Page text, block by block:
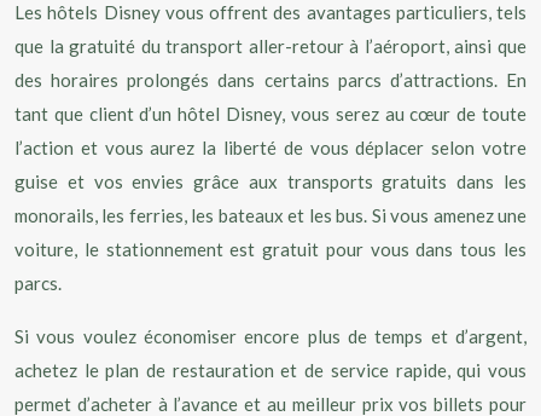
Les hôtels Disney vous offrent des avantages particuliers, tels
que la gratuité du transport aller-retour à l’aéroport, ainsi que
des horaires prolongés dans certains parcs d’attractions. En
tant que client d’un hôtel Disney, vous serez au cœur de toute
l’action et vous aurez la liberté de vous déplacer selon votre
guise et vos envies grâce aux transports gratuits dans les
monorails, les ferries, les bateaux et les bus. Si vous amenez une
voiture, le stationnement est gratuit pour vous dans tous les
parcs.
Si vous voulez économiser encore plus de temps et d’argent,
achetez le plan de restauration et de service rapide, qui vous
permet d’acheter à l’avance et au meilleur prix vos billets pour